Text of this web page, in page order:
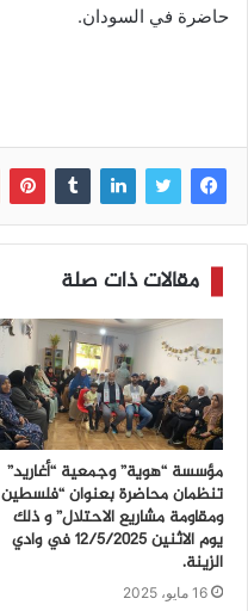
حاضرة في السودان.
مقالات ذات صلة
مؤسسة “هوية” وجمعية “أغاريد”
تنظمان محاضرة بعنوان “فلسطين
ومقاومة مشاريع الاحتلال” و ذلك
يوم الاثنين 12/5/2025 في وادي
الزينة.
16 مايو، 2025